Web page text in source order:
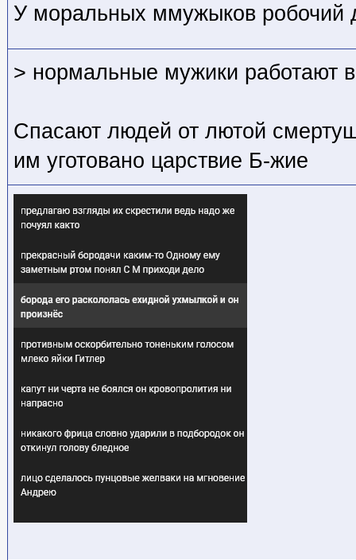
У моральных ммужыков робочий
> нормальные мужики работают
Спасают людей от лютой
им уготовано царствие Б-жие